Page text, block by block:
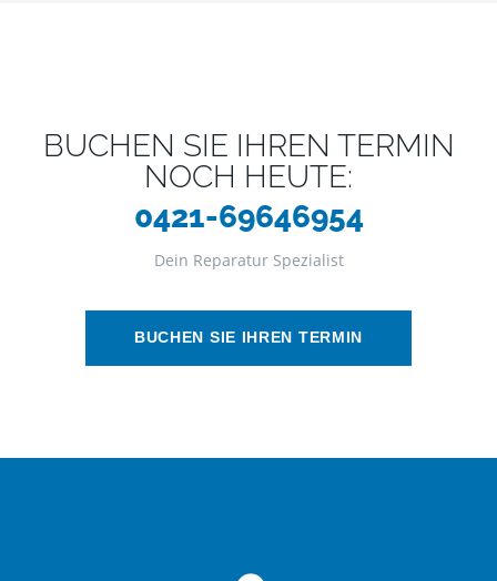
BUCHEN SIE IHREN TERMIN
NOCH HEUTE:
0421-69646954
Dein Reparatur Spezialist
BUCHEN SIE IHREN TERMIN